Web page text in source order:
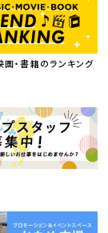
画・書籍のランキング